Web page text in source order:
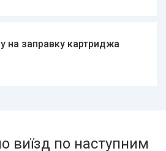
на заправку картриджа
виїзд по наступним